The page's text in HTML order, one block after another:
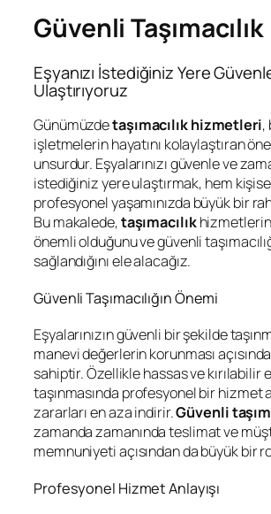
Güvenli Taşımacılık
Eşyanızı İstediğiniz Yere
Ulaştırıyoruz
Günümüzdetaşımacılık hizmetleri,
işletmelerin hayatını kolaylaştıran
unsurdur. Eşyalarınızı güvenle ve
istediğiniz yere ulaştırmak, hem
profesyonel yaşamınızda büyük bir
Bu makalede,taşımacılık
önemli olduğunu ve güvenli
sağlandığını ele alacağız.
Güvenli Taşımacılığın Önemi
Eşyalarınızın güvenli bir şekilde
manevi değerlerin korunması
sahiptir. Özellikle hassas ve kırılabilir
taşınmasında profesyonel bir hizmet
zararları en aza indirir.Güvenli
zamanda zamanında teslimat ve
memnuniyeti açısından da büyük bir
Profesyonel Hizmet Anlayışı